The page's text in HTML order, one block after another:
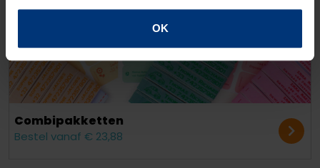
OK
Combipakketten
Bestel vanaf € 23,88